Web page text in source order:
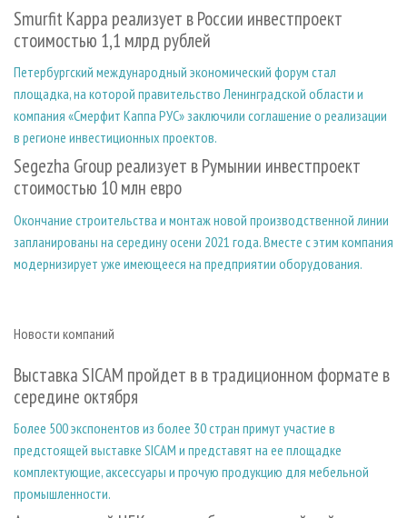
Smurfit Kappa реализует в России инвестпроект
стоимостью 1,1 млрд рублей
Петербургский международный экономический форум стал
площадка, на которой правительство Ленинградской области и
компания «Смерфит Каппа РУС» заключили соглашение о реализации
в регионе инвестиционных проектов.
Segezha Group реализует в Румынии инвестпроект
стоимостью 10 млн евро
Окончание строительства и монтаж новой производственной линии
запланированы на середину осени 2021 года. Вместе с этим компания
модернизирует уже имеющееся на предприятии оборудования.
Новости компаний
Выставка SICAM пройдет в в традиционном формате в
середине октября
Более 500 экспонентов из более 30 стран примут участие в
предстоящей выставке SICAM и представят на ее площадке
комплектующие, аксессуары и прочую продукцию для мебельной
промышленности.